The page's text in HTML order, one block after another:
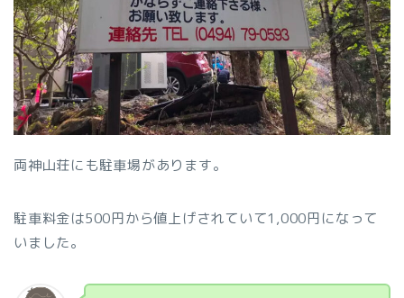
両神山荘にも駐車場があります。
駐車料金は500円から値上げされていて1,000円になって
いました。